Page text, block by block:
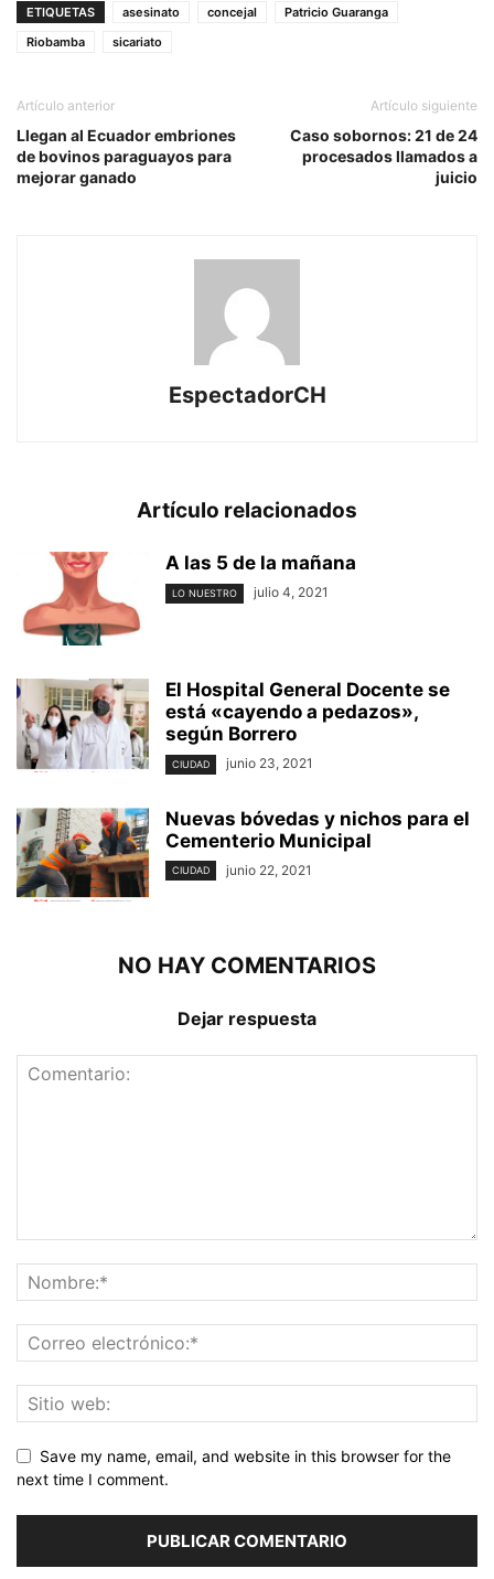
ETIQUETAS asesinato concejal
Patricio Guaranga
Riobamba
sicariato
Artículo anterior
Llegan al Ecuador embriones
de bovinos paraguayos para
mejorar ganado
Artículo siguiente
Caso sobornos: 21 de 24
procesados llamados a
juicio
EspectadorCH
Artículo relacionados
A las 5 de la mañana
LO NUESTRO julio 4, 2021
El Hospital General Docente se
está «cayendo a pedazos»,
según Borrero
CIUDAD junio 23, 2021
Nuevas bóvedas y nichos para el
Cementerio Municipal
CIUDAD junio 22, 2021
NO HAY COMENTARIOS
Dejar respuesta
Save my name, email, and website in this browser for the
next time I comment.